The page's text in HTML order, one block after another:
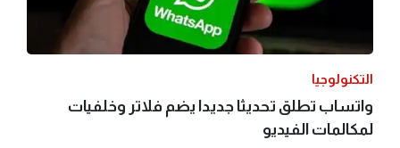
التكنولوجيا
واتساب تطلق تحديثا جديدا يضم فلاتر وخلفيات
لمكالمات الفيديو